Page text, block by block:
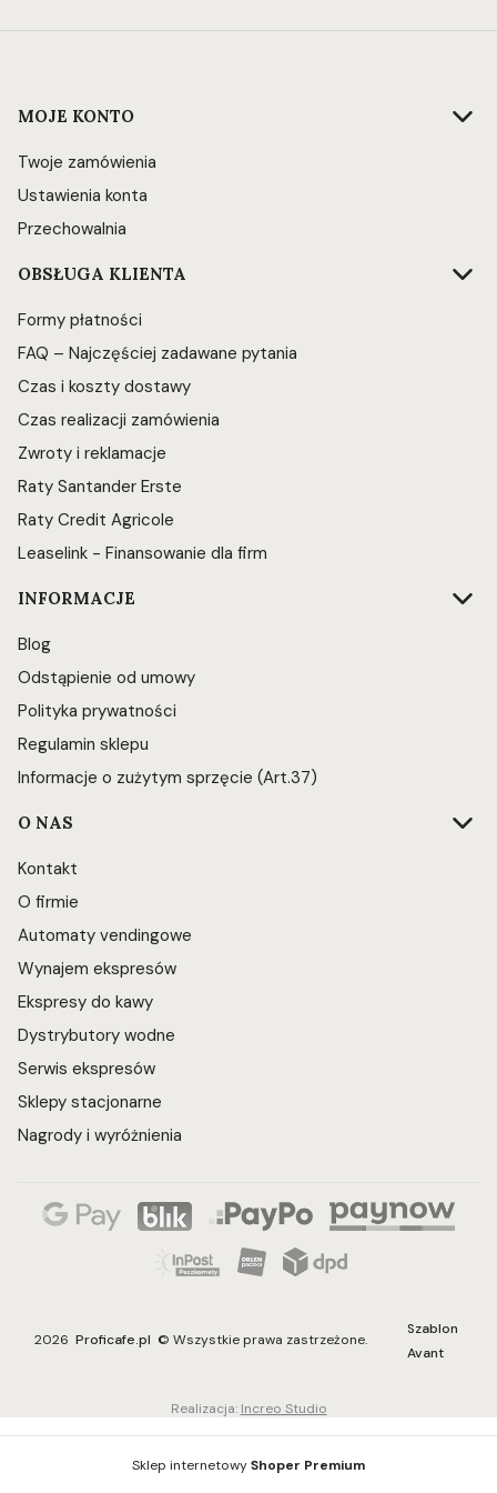
Linki w stopce
MOJE KONTO
Twoje zamówienia
Ustawienia konta
Przechowalnia
OBSŁUGA KLIENTA
Formy płatności
FAQ – Najczęściej zadawane pytania
Czas i koszty dostawy
Czas realizacji zamówienia
Zwroty i reklamacje
Raty Santander Erste
Raty Credit Agricole
Leaselink - Finansowanie dla firm
INFORMACJE
Blog
Odstąpienie od umowy
Polityka prywatności
Regulamin sklepu
Informacje o zużytym sprzęcie (Art.37)
O NAS
Kontakt
O firmie
Automaty vendingowe
Wynajem ekspresów
Ekspresy do kawy
Dystrybutory wodne
Serwis ekspresów
Sklepy stacjonarne
Nagrody i wyróżnienia
2026 Proficafe.pl © Wszystkie prawa zastrzeżone.
Szablon
Avant
Realizacja: Increo Studio
Sklep internetowyShoper Premium